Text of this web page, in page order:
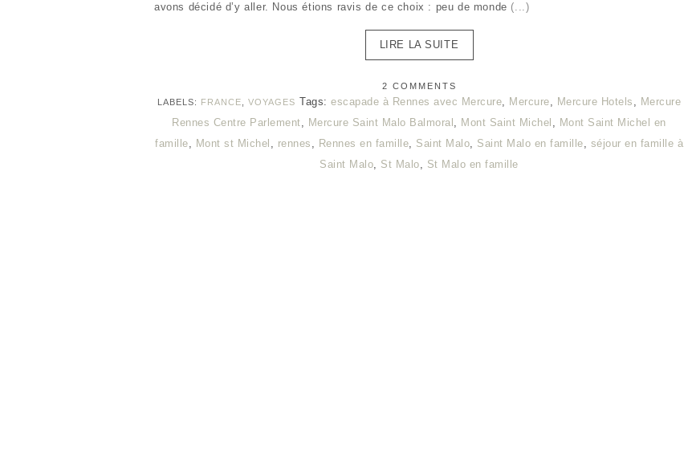
avons décidé d’y aller. Nous étions ravis de ce choix : peu de monde (...)
LIRE LA SUITE
2 COMMENTS
LABELS: FRANCE VOYAGES Tags: escapade à Rennes avec Mercure, Mercure, Mercure Hotels , Mercure
Rennes Centre Parlement, Mercure Saint Malo Balmoral , Mont Saint Michel , Mont Saint Michel en
famille, Mont st Michel , rennes , Rennes en famille, Saint Malo, Saint Malo en famille, séjour en famille à
Saint Malo, St Malo, St Malo en famille